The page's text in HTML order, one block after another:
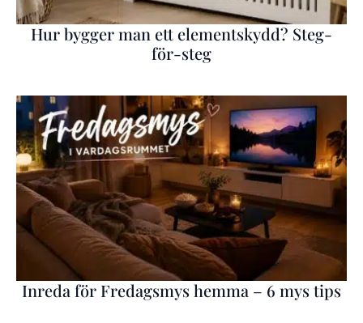
Hur bygger man ett elementskydd? Steg-
för-steg
Inreda för Fredagsmys hemma – 6 mys tips